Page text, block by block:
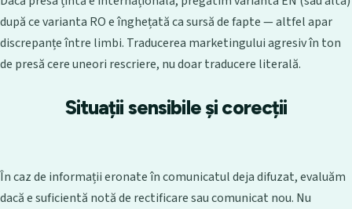
după ce varianta RO e înghețată ca sursă de fapte — altfel apar
discrepanțe între limbi. Traducerea marketingului agresiv în ton
de presă cere uneori rescriere, nu doar traducere literală.
Situații sensibile și corecții
În caz de informații eronate în comunicatul deja difuzat, evaluăm
dacă e suficientă notă de rectificare sau comunicat nou. Nu